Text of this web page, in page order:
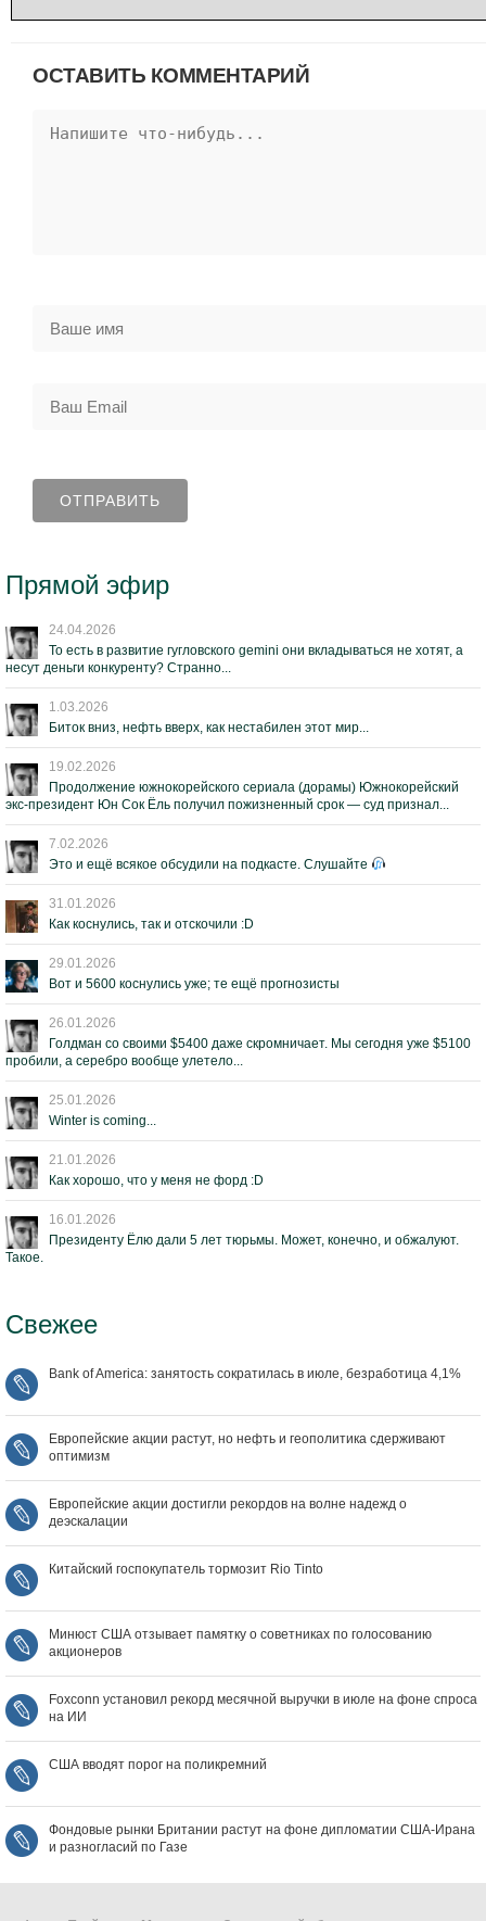
ОСТАВИТЬ КОММЕНТАРИЙ
Прямой эфир
24.04.2026
То есть в развитие гугловского gemini они вкладываться не хотят, а
несут деньги конкуренту? Странно...
1.03.2026
Биток вниз, нефть вверх, как нестабилен этот мир...
19.02.2026
Продолжение южнокорейского сериала (дорамы) Южнокорейский
экс-президент Юн Сок Ёль получил пожизненный срок — суд признал...
7.02.2026
Это и ещё всякое обсудили на подкасте. Слушайте
31.01.2026
Как коснулись, так и отскочили :D
29.01.2026
Вот и 5600 коснулись уже; те ещё прогнозисты
26.01.2026
Голдман со своими $5400 даже скромничает. Мы сегодня уже $5100
пробили, а серебро вообще улетело...
25.01.2026
Winter is coming...
21.01.2026
Как хорошо, что у меня не форд :D
16.01.2026
Президенту Ёлю дали 5 лет тюрьмы. Может, конечно, и обжалуют.
Такое.
Свежее
Bank of America: занятость сократилась в июле, безработица 4,1%
Европейские акции растут, но нефть и геополитика сдерживают
оптимизм
Европейские акции достигли рекордов на волне надежд о
деэскалации
Китайский госпокупатель тормозит Rio Tinto
Минюст США отзывает памятку о советниках по голосованию
акционеров
Foxconn установил рекорд месячной выручки в июле на фоне спроса
на ИИ
США вводят порог на поликремний
Фондовые рынки Британии растут на фоне дипломатии США‑Ирана
и разногласий по Газе